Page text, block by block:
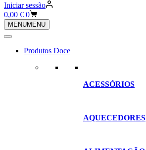
Iniciar sessão
Carrinho
de
compras
0,00 € 0
MENUMENU
Produtos Doce
ACESSÓRIOS
AQUECEDORES